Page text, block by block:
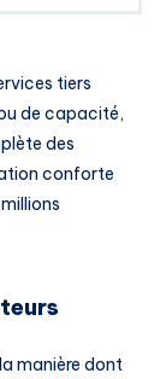
tiers
de capacité,
des
conforte
manière dont